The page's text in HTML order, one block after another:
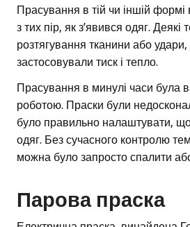
Прасування в тій чи іншій
з тих пір, як з’явився одяг. Деякі
розтягування тканини або удари,
застосовували тиск і тепло.
Прасування в минулі часи була
роботою. Праски були
було правильно налаштувати,
одяг. Без сучасного контролю
можна було запросто спалити
Парова праска